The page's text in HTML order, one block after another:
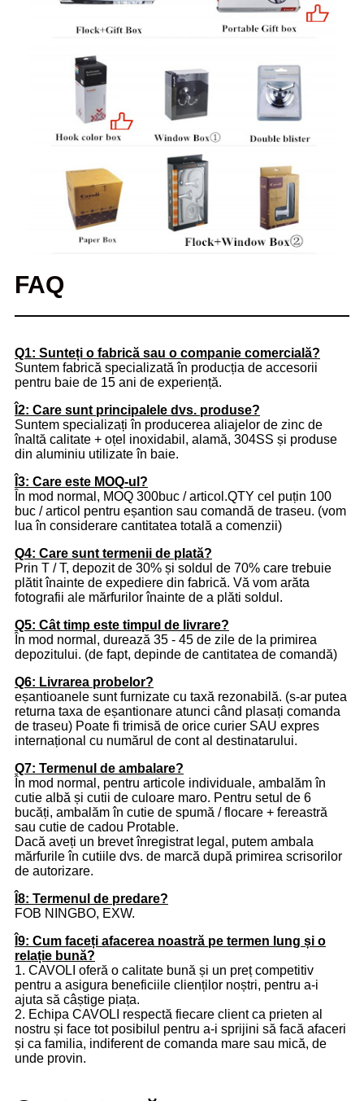
FAQ
Q1: Sunteți o fabrică sau o companie comercială?
Suntem fabrică specializată în producția de accesorii
pentru baie de 15 ani de experiență.
Î2: Care sunt principalele dvs. produse?
Suntem specializați în producerea aliajelor de zinc de
înaltă calitate + oțel inoxidabil, alamă, 304SS și produse
din aluminiu utilizate în baie.
Î3: Care este MOQ-ul?
În mod normal, MOQ 300buc / articol.QTY cel puțin 100
buc / articol pentru eșantion sau comandă de traseu. (vom
lua în considerare cantitatea totală a comenzii)
Q4: Care sunt termenii de plată?
Prin T / T, depozit de 30% și soldul de 70% care trebuie
plătit înainte de expediere din fabrică. Vă vom arăta
fotografii ale mărfurilor înainte de a plăti soldul.
Q5: Cât timp este timpul de livrare?
În mod normal, durează 35 - 45 de zile de la primirea
depozitului. (de fapt, depinde de cantitatea de comandă)
Q6: Livrarea probelor?
eșantioanele sunt furnizate cu taxă rezonabilă. (s-ar putea
returna taxa de eșantionare atunci când plasați comanda
de traseu) Poate fi trimisă de orice curier SAU expres
internațional cu numărul de cont al destinatarului.
Q7: Termenul de ambalare?
În mod normal, pentru articole individuale, ambalăm în
cutie albă și cutii de culoare maro. Pentru setul de 6
bucăți, ambalăm în cutie de spumă / flocare + fereastră
sau cutie de cadou Protable.
Dacă aveți un brevet înregistrat legal, putem ambala
mărfurile în cutiile dvs. de marcă după primirea scrisorilor
de autorizare.
Î8: Termenul de predare?
FOB NINGBO, EXW.
Î9: Cum faceți afacerea noastră pe termen lung și o
relație bună?
1. CAVOLI oferă o calitate bună și un preț competitiv
pentru a asigura beneficiile clienților noștri, pentru a-i
ajuta să câștige piața.
2. Echipa CAVOLI respectă fiecare client ca prieten al
nostru și face tot posibilul pentru a-i sprijini să facă afaceri
și ca familia, indiferent de comanda mare sau mică, de
unde provin.